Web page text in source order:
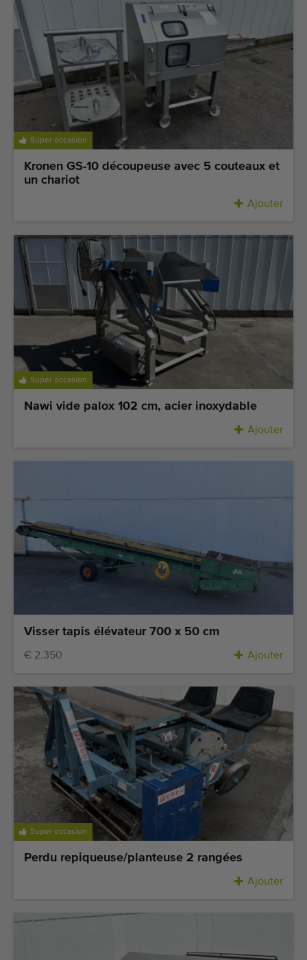
Super occasion
Kronen GS-10 découpeuse avec 5 couteaux et
un chariot
Ajouter
Super occasion
Nawi vide palox 102 cm, acier inoxydable
Ajouter
Visser tapis élévateur 700 x 50 cm
€ 2.350 Ajouter
Super occasion
Perdu repiqueuse/planteuse 2 rangées
Ajouter